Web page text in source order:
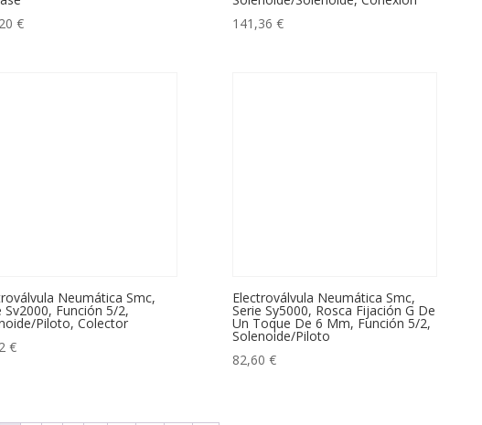
€
141,36 €
Neumática Smc,
Sv2000, Función 5/2,
Piloto, Colector
€
Electroválvula Neumática Smc,
Serie Sy5000, Rosca Fijación G De
Un Toque De 6 Mm, Función 5/2,
Solenoide/Piloto
82,60 €